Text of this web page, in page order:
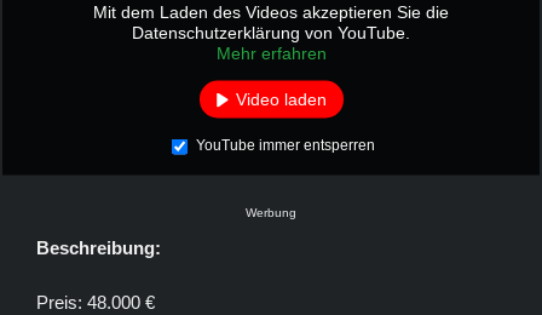
Mit dem Laden des Videos akzeptieren Sie die
Datenschutzerklärung von YouTube.
Mehr erfahren
Video laden
YouTube immer entsperren
Werbung
Beschreibung:
Preis: 48.000 €